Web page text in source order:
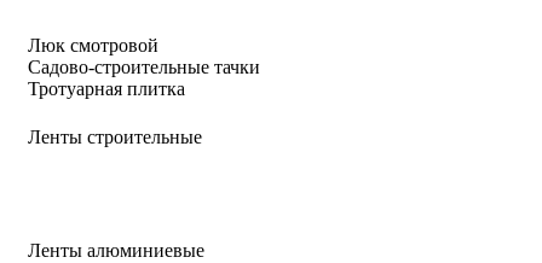
Люк смотровой
Садово-строительные тачки
Тротуарная плитка
Ленты строительные
Ленты алюминиевые